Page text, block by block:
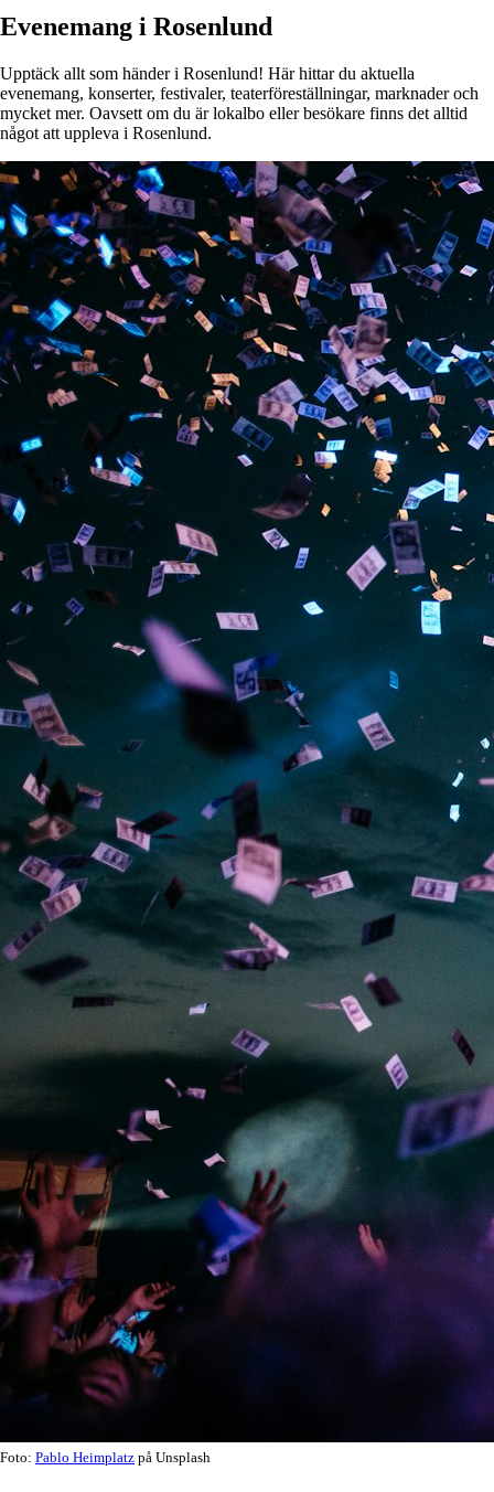
Evenemang i Rosenlund
Upptäck allt som händer i Rosenlund! Här hittar du aktuella
evenemang, konserter, festivaler, teaterföreställningar, marknader och
mycket mer. Oavsett om du är lokalbo eller besökare finns det alltid
något att uppleva i Rosenlund.
Foto: Pablo Heimplatz på Unsplash